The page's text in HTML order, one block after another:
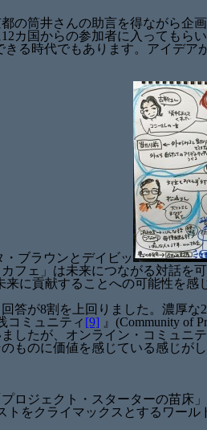
の筒井さんの助言を得ながら企
国からの参加者に入ってもら
る時代でもあります。アイデア
ブラウンとデイビッ
ェ」は未来につながる対話を
に貢献することへの可能性を感
が8割を上回りました。濃厚
コミュニティ [9] 』(Community of
たが、オンライン・コミュニ
のに価値を感じている感じが
ロジェクト・スターターの苗床」
クライマックスとするワール